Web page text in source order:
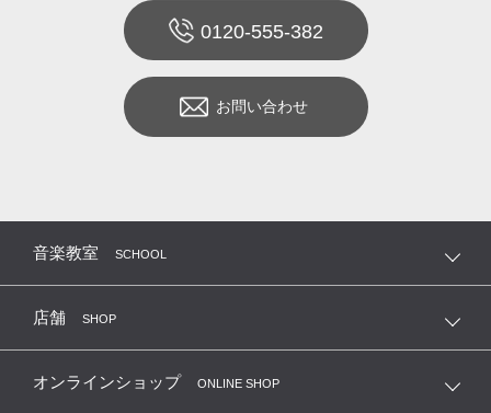
0120-555-382
お問い合わせ
音楽教室 SCHOOL
店舗 SHOP
オンラインショップ ONLINE SHOP